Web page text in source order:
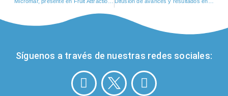
Síguenos a través de nuestras redes sociales: